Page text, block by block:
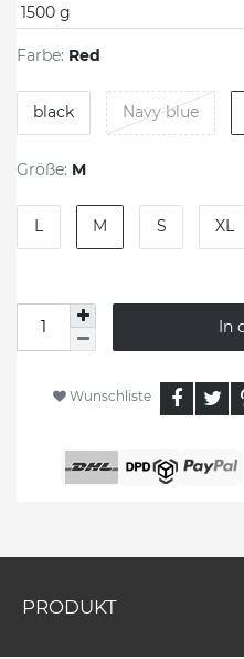
1500 g
Farbe: Red
black Navy blue
Größe: M
L M S XL
In
Wunschliste
PRODUKT